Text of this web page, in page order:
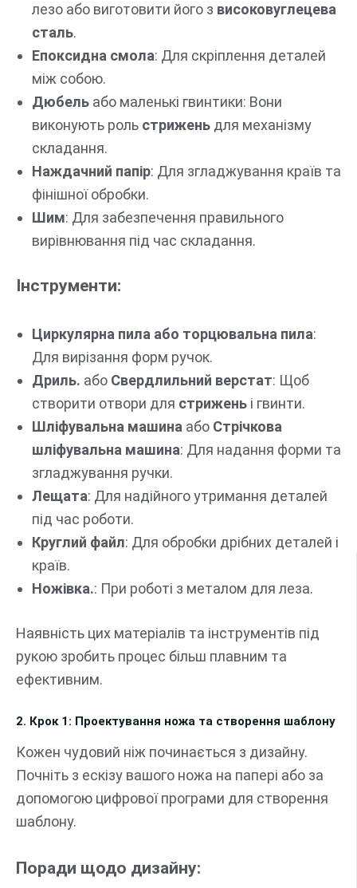
лезо або виготовити його з високовуглецева
сталь.
Епоксидна смола: Для скріплення деталей
між собою.
Дюбель або маленькі гвинтики: Вони
виконують роль стрижень для механізму
складання.
Наждачний папір: Для згладжування країв та
фінішної обробки.
Шим: Для забезпечення правильного
вирівнювання під час складання.
Інструменти:
Циркулярна пила або торцювальна пила:
Для вирізання форм ручок.
Дриль. або Свердлильний верстат: Щоб
створити отвори для стрижень і гвинти.
Шліфувальна машина або Стрічкова
шліфувальна машина: Для надання форми та
згладжування ручки.
Лещата: Для надійного утримання деталей
під час роботи.
Круглий файл: Для обробки дрібних деталей і
країв.
Ножівка.: При роботі з металом для леза.
Наявність цих матеріалів та інструментів під
рукою зробить процес більш плавним та
ефективним.
2. Крок 1: Проектування ножа та створення шаблону
Кожен чудовий ніж починається з дизайну.
Почніть з ескізу вашого ножа на папері або за
допомогою цифрової програми для створення
шаблону.
Поради щодо дизайну: